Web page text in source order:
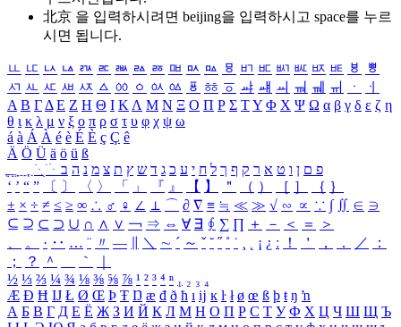
北京 을 입력하시려면 beijing을 입력하시고 space를 누르
시면 됩니다.
ㅥ ㅦ ㅧ ㅨ ㅩ ㅪ ㅫ ㅬ ㅭ ㅮ ㅯ ㅰ ㅱ ㅲ ㅳ ㅴ ㅵ ㅶ ㅷ ㅸ
ㅹ
ㅺ ㅻ ㅼ ㅽ ㅾ ㅿ ㆀ ㆁ ㆂ ㆃ ㆄ ㆅ ㆆ ㆇ ㆈ ㆉ ㆊ ㆋ ㆌ ㆍ
ㆎ
Α Β ΓΔ Ε Ζ Η Θ Ι ΚΛ Μ Ν Ξ Ο Π Ρ Σ ΤΥ Φ Χ Ψ Ω α β γ δ ε ζ η
θ ι κ λ μ ν ξ ο π ρ σ τ υ φ χ ψ ω
á à Á À é è É È ç Ç ê
Ä Ö Ü ä ö ü ß
ִֶֹ ֻּ ׁׂ פ ם ן ו ט א ר ק ף ך ל ח י ע כ ג ד ש ץ ת צ מ נ ה ב
‘ ’ “ ” 〔 〕 〈 〉 「 」 『 』 【 】 ＂ （ ） ［ ］ ｛ ｝
± × ÷ ≠ ≤ ≥ ∞ ∴ ♂ ♀ ∠ ⊥ ⌒ ∂ ∇ ≡ ≒ ≪ ≫ √ ∽ ∝ ∵ ∫ ∬ ∈ ∋
⊆ ⊇ ⊂ ⊃ ∪ ∩ ∧ ∨ ￢ ⇒ ⇔ ∀ ∃ ∮ ∑ ∏ ＋ － ＜ ＝
＞
、
。 · ‥ … ¨ 〃 ― ＼ ∼ ´ ～ ˇ ˘ ˝ ˚ ˙ ¸ ¡ ¿ ː ！ ＇ ， ． ／
：
；
？ ＾ ｀
½ ⅓ ⅔ ¼ ¾ ⅛ ⅜ ⅝ ⅞ ¹ ² ³ ⁴ ⁿ ₁ ₂ ₃ ₄
Æ Ð Ħ Ĳ Ł Ø Œ Þ Ŧ Ŋ æ đ ð ħ ı ĳ ĸ ŀ ł ø œ ß þ ŧ ŋ ŉ
А Б В Г Д Е Ё Ж З И Й К Л М Н О П Р С Т У Ф Х Ц Ч Ш Щ Ъ